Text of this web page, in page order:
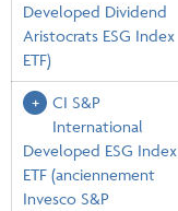
Developed Dividend
Aristocrats ESG Index
ETF)
CI S&P
International
Developed ESG Index
ETF (anciennement
Invesco S&P